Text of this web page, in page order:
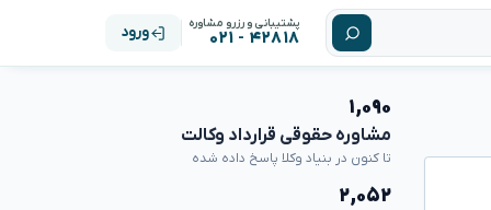
پشتیبانی و رزرو مشاوره
۴۲۸۱۸ - ۰۲۱ ورود
۱,۰۹۰
مشاوره حقوقی قرارداد وکالت
تا کنون در بنیاد وکلا پاسخ داده شده
۲,۰۵۲